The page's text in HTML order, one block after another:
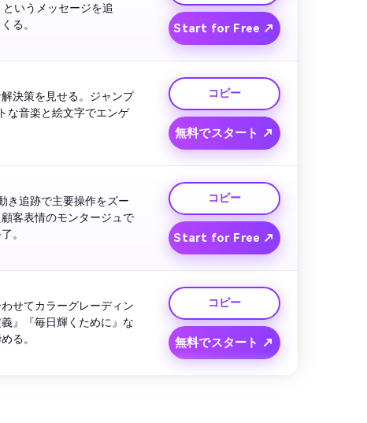
いうメッセージを追
る。
Start for Free ↗
決策を見せる。ジャンプ
な音楽と絵文字でエンゲ
コピー
無料でスタート ↗
き追跡で主要操作をズー
客表情のモンタージュで
。
コピー
Start for Free ↗
せてカラーグレーディン
』『毎日輝くために』な
る。
コピー
無料でスタート ↗